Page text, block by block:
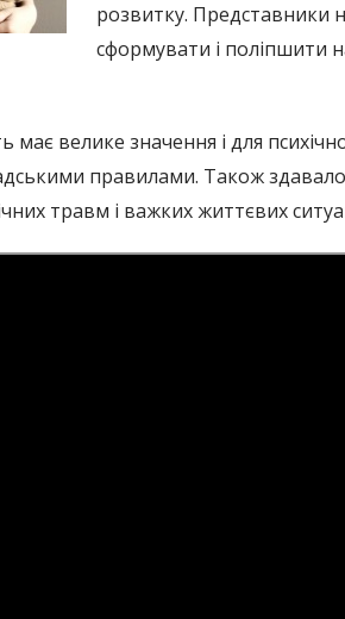
розвитку. Представники
сформувати і поліпшити
має велике значення і для
правилами. Також
травм і важких життєвих